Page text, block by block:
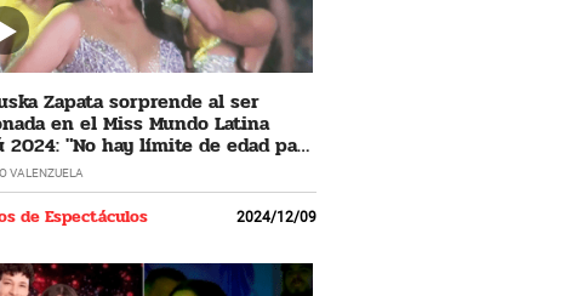
Zapata sorprende al ser
en el Miss Mundo Latina
2024: "No hay límite de edad para
los sueños"
VALENZUELA
de Espectáculos 2024/12/09